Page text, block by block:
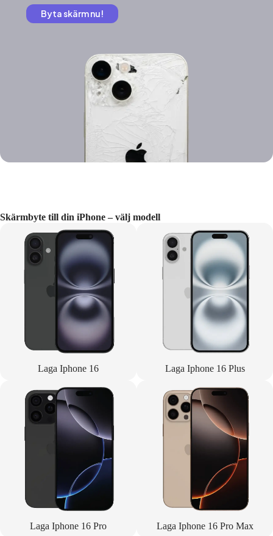
Byta skärm nu!
Skärmbyte till din iPhone – välj modell
Laga Iphone 16 Laga Iphone 16 Plus
Laga Iphone 16 Pro Laga Iphone 16 Pro Max